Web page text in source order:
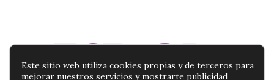
Este sitio web utiliza cookies propias y de terceros para
mejorar nuestros servicios y mostrarte publicidad